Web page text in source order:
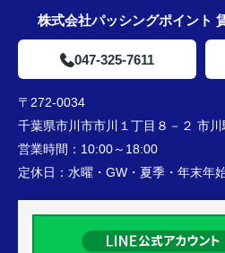
株式会社パッシングポイント
047-325-7611
〒272-0034
千葉県市川市市川１丁目８－２ 市
営業時間： 10:00～18:00
定休日： 水曜・GW・夏季・年末年